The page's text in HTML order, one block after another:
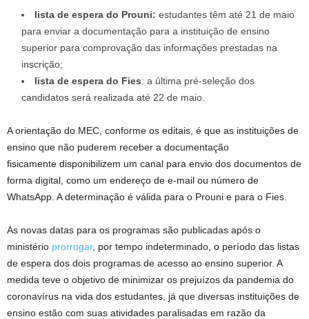
lista de espera do Prouni: estudantes têm até 21 de maio
para enviar a documentação para a instituição de ensino
superior para comprovação das informações prestadas na
inscrição;
lista de espera do Fies: a última pré-seleção dos
candidatos será realizada até 22 de maio.
A orientação do MEC, conforme os editais, é que as instituições de
ensino que não puderem receber a documentação
fisicamente disponibilizem um canal para envio dos documentos de
forma digital, como um endereço de e-mail ou número de
WhatsApp. A determinação é válida para o Prouni e para o Fies.
As novas datas para os programas são publicadas após o
ministério prorrogar, por tempo indeterminado, o período das listas
de espera dos dois programas de acesso ao ensino superior. A
medida teve o objetivo de minimizar os prejuízos da pandemia do
coronavírus na vida dos estudantes, já que diversas instituições de
ensino estão com suas atividades paralisadas em razão da